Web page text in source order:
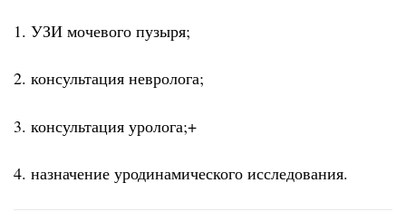
1. УЗИ мочевого пузыря;
2. консультация невролога;
3. консультация уролога;+
4. назначение уродинамического исследования.